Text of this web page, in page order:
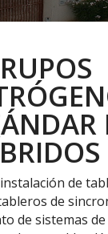
de
de
de sistemas